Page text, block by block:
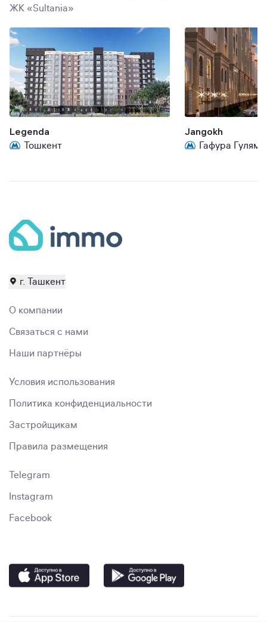
ЖК «Sultania»
Legenda
Тошкент
Jangokh
Гафура Гуляма
г. Ташкент
О компании
Связаться с нами
Наши партнёры
Условия использования
Политика конфиденциальности
Застройщикам
Правила размещения
Telegram
Instagram
Facebook